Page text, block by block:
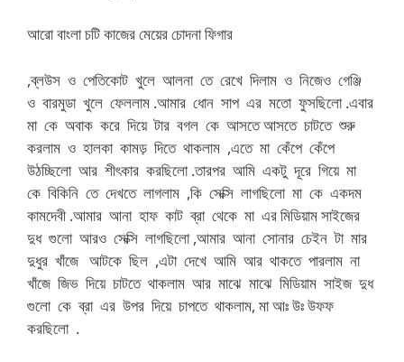
আরো বাংলা চটি কাজের মেয়ের চোদনা ফিগার
,ব্লউস ও পেতিকোট খুলে আলনা তে রেখে দিলাম ও নিজেও গেঞ্জি
ও বারমুডা খুলে ফেললাম .আমার ধোন সাপ এর মতো ফুসছিলো .এবার
মা কে অবাক করে দিয়ে টার বগল কে আসতে আসতে চাটতে শুরু
করলাম ও হালকা কামড় দিতে থাকলাম ,এতে মা কেঁপে কেঁপে
উঠচ্ছিলো আর শীৎকার করছিলো .তারপর আমি একটু দূরে গিয়ে মা
কে বিকিনি তে দেখতে লাগলাম ,কি সেক্সি লাগছিলো মা কে একদম
কামদেবী .আমার আনা হাফ কাট ব্রা থেকে মা এর মিডিয়াম সাইজের
দুধ গুলো আরও সেক্সি লাগছিলো ,আমার আনা সোনার চেইন টা মার
দুধুর খাঁজে আটকে ছিল ,এটা দেখে আমি আর থাকতে পারলাম না
খাঁজে জিভ দিয়ে চাটতে থাকলাম আর মাঝে মাঝে মিডিয়াম সাইজ দুধ
গুলো কে ব্রা এর উপর দিয়ে চাপতে থাকলাম, মা আঃ উঃ উফফ
করছিলো .